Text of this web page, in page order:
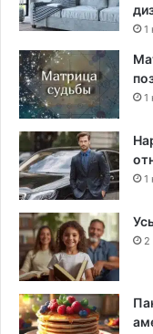
1
1
1
2